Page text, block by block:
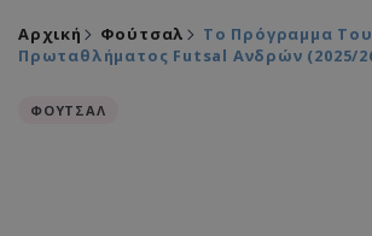
Αρχική Φούτσαλ
Το Πρόγραμμα Του
Πρωταθλήματος Futsal Ανδρών (2025/
ΦΟΥΤΣΑΛ